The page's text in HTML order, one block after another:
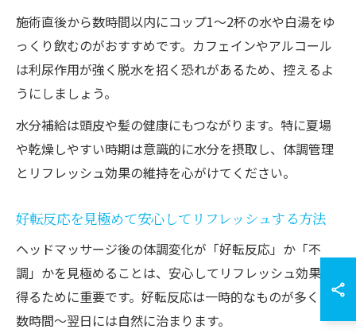
施術直後から数時間以内にコップ1～2杯の水や白湯をゆ
っくり飲むのがおすすめです。カフェインやアルコール
は利尿作用が強く脱水を招く恐れがあるため、控えるよ
うにしましょう。
水分補給は頭皮や髪の健康にもつながります。特に夏場
や乾燥しやすい時期は意識的に水分を摂取し、体調管理
とリフレッシュ効果の維持を心がけてください。
好転反応を見極めて安心してリフレッシュする方法
ヘッドマッサージ後の体調変化が「好転反応」か「不
調」かを見極めることは、安心してリフレッシュ効果を
得るために重要です。好転反応は一時的なものが多く、
数時間～翌日には自然に治まります。